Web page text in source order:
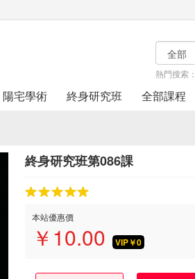
熱門搜索：
陽宅學術 終身研究班 全部課程
終身研究班第086課
本站優惠價
￥ 10.00 VIP￥0